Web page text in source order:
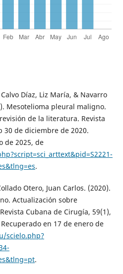
Díaz, Liz María, & Navarro
Mesotelioma pleural maligno.
de la literatura. Revista
30 de diciembre de 2020.
de 2025, de
.
Otero, Juan Carlos. (2020).
Actualización sobre
Cubana de Cirugía, 59(1),
en 17 de enero de
scielo.php?
.